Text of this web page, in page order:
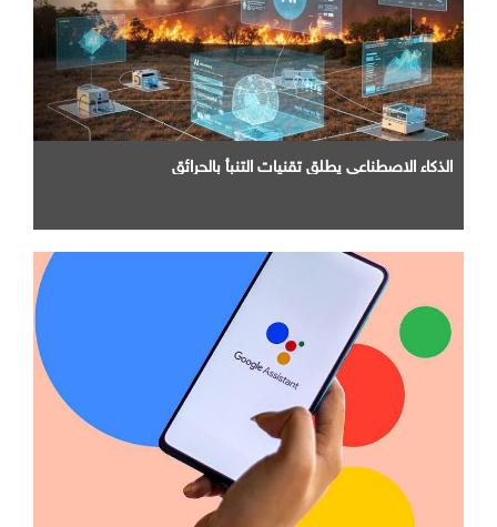
الذكاء الاصطناعي يطلق تقنيات التنبأ بالحرائق